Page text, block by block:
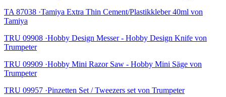
TA 87038 ·Tamiya Extra Thin Cement/Plastikkleber 40ml von
Tamiya
TRU 09908 ·Hobby Design Messer - Hobby Design Knife von
Trumpeter
TRU 09909 ·Hobby Mini Razor Saw - Hobby Mini Säge von
Trumpeter
TRU 09957 ·Pinzetten Set / Tweezers set von Trumpeter